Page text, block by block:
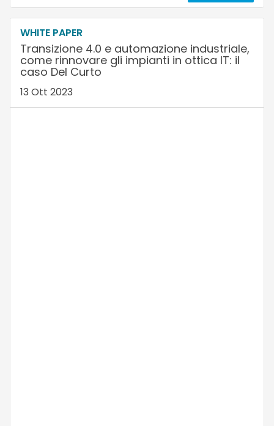
WHITE PAPER
Transizione 4.0 e automazione industriale,
come rinnovare gli impianti in ottica IT: il
caso Del Curto
13 Ott 2023